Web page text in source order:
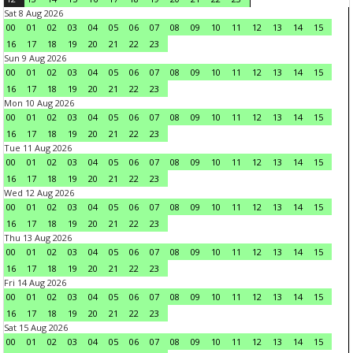
Sat 8 Aug 2026
00
01 02 03 04 05 06 07 08 09 10 11 12 13 14
15
16
17 18 19 20 21 22
23
Sun 9 Aug 2026
00
01 02 03 04 05 06 07 08 09 10 11 12 13 14
15
16
17 18 19 20 21 22
23
Mon 10 Aug 2026
00
01 02 03 04 05 06 07 08 09 10 11 12 13 14
15
16
17 18 19 20 21 22
23
Tue 11 Aug 2026
00
01 02 03 04 05 06 07 08 09 10 11 12 13 14
15
16
17 18 19 20 21 22
23
Wed 12 Aug 2026
00
01 02 03 04 05 06 07 08 09 10 11 12 13 14
15
16
17 18 19 20 21 22
23
Thu 13 Aug 2026
00
01 02 03 04 05 06 07 08 09 10 11 12 13 14
15
16
17 18 19 20 21 22
23
Fri 14 Aug 2026
00
01 02 03 04 05 06 07 08 09 10 11 12 13 14
15
16
17 18 19 20 21 22
23
Sat 15 Aug 2026
00
01 02 03 04 05 06 07 08 09 10 11 12 13 14
15